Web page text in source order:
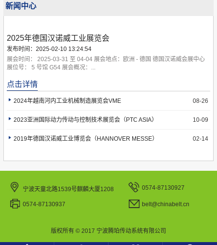
新闻中心
2025年德国汉诺威工业展览会
发布时间：2025-02-10 13:24:54
展会时间： 2025-03-31 至 04-04 展会地点：欧洲 - 德国 德国汉诺威会展中心
展位号： 5 号馆 G54 展会概况：...
点击详情
2024年越南河内工业机械制造展览会VME 08-26
2023亚洲国际动力传动与控制技术展览会（PTC ASIA） 10-09
2019年德国汉诺威工业博览会（HANNOVER MESSE） 02-14
宁波天童北路1539号麒麟大厦1208 0574-87130927
0574-87130937 belt@chinabelt.cn
版权所有 © 2017 宁波腾珀传动系统有限公司